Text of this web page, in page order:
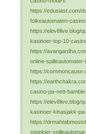
https://edusiast.com/
folkeautomaten-
https://elev8live.blog/
kasinoer-top-10-
https://
online-
https://
https://
casino-pa-nett-
https://elev8live.blog/
kasinoer-kinasjakk-
https://
steinkjer-